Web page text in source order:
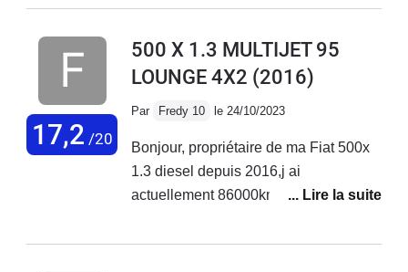
réparations ! Ma voiture est d'ailleurs en vente. Je ne
17,2 /20
500 X 1.3 MULTIJET 95
LOUNGE 4X2 (2016)
Par Fredy 10 le 24/10/2023
Bonjour, propriétaire de ma Fiat 500x
1.3 diesel depuis 2016,j ai
actuellement 86000km au compteur
Entretien courant effectué chez Fiat